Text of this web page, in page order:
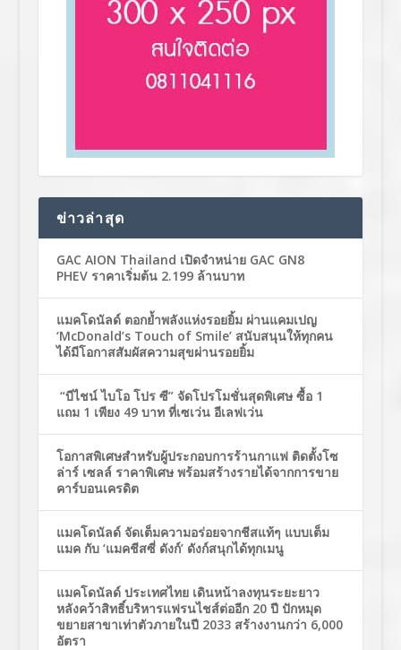
ข่าวล่าสุด
GAC AION Thailand เปิดจำหน่าย GAC GN8
PHEV ราคาเริ่มต้น 2.199 ล้านบาท
แมคโดนัลด์ ตอกย้ำพลังแห่งรอยยิ้ม ผ่านแคมเปญ
‘McDonald’s Touch of Smile’ สนับสนุนให้ทุกคน
ได้มีโอกาสสัมผัสความสุขผ่านรอยยิ้ม
“บีไชน์ ไบโอ โปร ซี” จัดโปรโมชั่นสุดพิเศษ ซื้อ 1
แถม 1 เพียง 49 บาท ที่เซเว่น อีเลฟเว่น
โอกาสพิเศษสำหรับผู้ประกอบการร้านกาแฟ ติดตั้งโซ
ล่าร์ เซลล์ ราคาพิเศษ พร้อมสร้างรายได้จากการขาย
คาร์บอนเครดิต
แมคโดนัลด์ จัดเต็มความอร่อยจากชีสแท้ๆ แบบเต็ม
แมค กับ ‘แมคชีสซี่ ดังก์’ ดังก์สนุกได้ทุกเมนู
แมคโดนัลด์ ประเทศไทย เดินหน้าลงทุนระยะยาว
หลังคว้าสิทธิ์บริหารแฟรนไชส์ต่ออีก 20 ปี ปักหมุด
ขยายสาขาเท่าตัวภายในปี 2033 สร้างงานกว่า 6,000
อัตรา